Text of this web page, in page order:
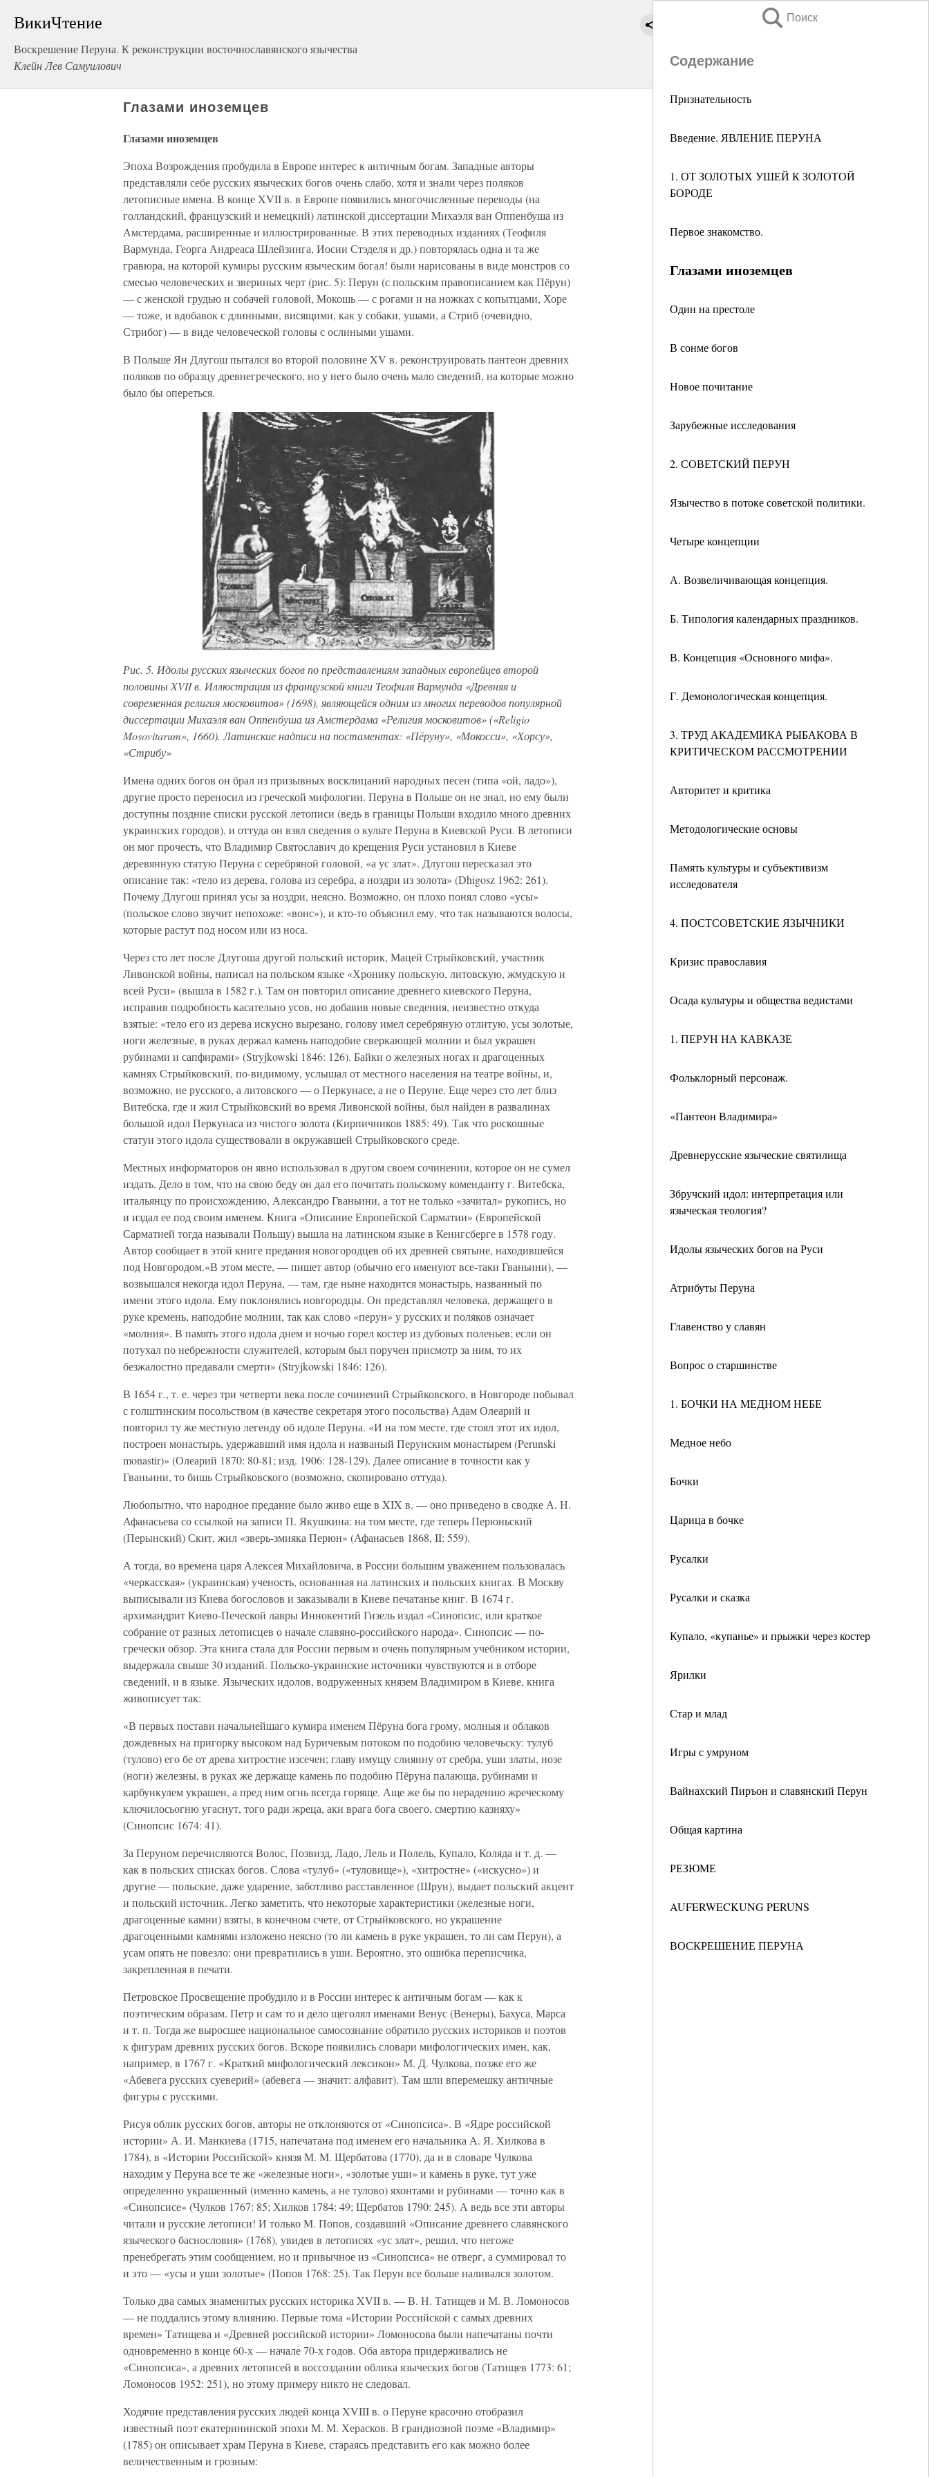
ВикиЧтение
Воскрешение Перуна. К реконструкции восточнославянского язычества
Клейн Лев Самуилович
Поиск
Содержание
Признательность
Введение. ЯВЛЕНИЕ ПЕРУНА
1. ОТ ЗОЛОТЫХ УШЕЙ К ЗОЛОТОЙ
БОРОДЕ
Первое знакомство.
Глазами иноземцев
Один на престоле
В сонме богов
Новое почитание
Зарубежные исследования
2. СОВЕТСКИЙ ПЕРУН
Язычество в потоке советской политики.
Четыре концепции
А. Возвеличивающая концепция.
Б. Типология календарных праздников.
В. Концепция «Основного мифа».
Г. Демонологическая концепция.
3. ТРУД АКАДЕМИКА РЫБАКОВА В
КРИТИЧЕСКОМ РАССМОТРЕНИИ
Авторитет и критика
Методологические основы
Память культуры и субъективизм
исследователя
4. ПОСТСОВЕТСКИЕ ЯЗЫЧНИКИ
Кризис православия
Осада культуры и общества ведистами
1. ПЕРУН НА КАВКАЗЕ
Фольклорный персонаж.
«Пантеон Владимира»
Древнерусские языческие святилища
Збручский идол: интерпретация или
языческая теология?
Идолы языческих богов на Руси
Атрибуты Перуна
Главенство у славян
Вопрос о старшинстве
1. БОЧКИ НА МЕДНОМ НЕБЕ
Медное небо
Бочки
Царица в бочке
Русалки
Русалки и сказка
Купало, «купанье» и прыжки через костер
Ярилки
Стар и млад
Игры с умруном
Вайнахский Пиръон и славянский Перун
Общая картина
РЕЗЮМЕ
AUFERWECKUNG PERUNS
ВОСКРЕШЕНИЕ ПЕРУНА
Глазами иноземцев
Глазами иноземцев
Эпоха Возрождения пробудила в Европе интерес к античным богам. Западные авторы
представляли себе русских языческих богов очень слабо, хотя и знали через поляков
летописные имена. В конце XVII в. в Европе появились многочисленные переводы (на
голландский, французский и немецкий) латинской диссертации Михаэля ван Оппенбуша из
Амстердама, расширенные и иллюстрированные. В этих переводных изданиях (Теофиля
Вармунда, Георга Андреаса Шлейзинга, Иосии Стэделя и др.) повторялась одна и та же
гравюра, на которой кумиры русским языческим богал! были нарисованы в виде монстров со
смесью человеческих и звериных черт (рис. 5): Перун (с польским правописанием как Пёрун)
— с женской грудью и собачей головой, Мокошь — с рогами и на ножках с копытцами, Хоре
— тоже, и вдобавок с длинными, висящими, как у собаки, ушами, а Стриб (очевидно,
Стрибог) — в виде человеческой головы с ослиными ушами.
В Польше Ян Длугош пытался во второй половине XV в. реконструировать пантеон древних
поляков по образцу древнегреческого, но у него было очень мало сведений, на которые можно
было бы опереться.
Рис. 5. Идолы русских языческих богов по представлениям западных европейцев второй
половины XVII в. Иллюстрация из французской книги Теофиля Вармунда «Древняя и
современная религия московитов» (1698), являющейся одним из многих переводов популярной
диссертации Михаэля ван Оппенбуша из Амстердама «Религия московитов» («Religio
Mosovitarum», 1660). Латинские надписи на постаментах: «Пёруну», «Мокосси», «Хорсу»,
«Стрибу»
Имена одних богов он брал из призывных восклицаний народных песен (типа «ой, ладо»),
другие просто переносил из греческой мифологии. Перуна в Польше он не знал, но ему были
доступны поздние списки русской летописи (ведь в границы Польши входило много древних
украинских городов), и оттуда он взял сведения о культе Перуна в Киевской Руси. В летописи
он мог прочесть, что Владимир Святославич до крещения Руси установил в Киеве
деревянную статую Перуна с серебряной головой, «а ус злат». Длугош пересказал это
описание так: «тело из дерева, голова из серебра, а ноздри из золота» (Dhigosz 1962: 261).
Почему Длугош принял усы за ноздри, неясно. Возможно, он плохо понял слово «усы»
(польское слово звучит непохоже: «вонс»), и кто-то объяснил ему, что так называются волосы,
которые растут под носом или из носа.
Через сто лет после Длугоша другой польский историк, Мацей Стрыйковский, участник
Ливонской войны, написал на польском языке «Хронику польскую, литовскую, жмудскую и
всей Руси» (вышла в 1582 г.). Там он повторил описание древнего киевского Перуна,
исправив подробность касательно усов, но добавив новые сведения, неизвестно откуда
взятые: «тело его из дерева искусно вырезано, голову имел серебряную отлитую, усы золотые,
ноги железные, в руках держал камень наподобие сверкающей молнии и был украшен
рубинами и сапфирами» (Stryjkowski 1846: 126). Байки о железных ногах и драгоценных
камнях Стрыйковский, по-видимому, услышал от местного населения на театре войны, и,
возможно, не русского, а литовского — о Перкунасе, а не о Перуне. Еще через сто лет близ
Витебска, где и жил Стрыйковский во время Ливонской войны, был найден в развалинах
большой идол Перкунаса из чистого золота (Кирпичников 1885: 49). Так что роскошные
статуи этого идола существовали в окружавшей Стрыйковского среде.
Местных информаторов он явно использовал в другом своем сочинении, которое он не сумел
издать. Дело в том, что на свою беду он дал его почитать польскому коменданту г. Витебска,
итальянцу по происхождению, Александро Гваньини, а тот не только «зачитал» рукопись, но
и издал ее под своим именем. Книга «Описание Европейской Сарматии» (Европейской
Сарматией тогда называли Польшу) вышла на латинском языке в Кенигсберге в 1578 году.
Автор сообщает в этой книге предания новогородцев об их древней святыне, находившейся
под Новгородом.«В этом месте, — пишет автор (обычно его именуют все-таки Гваньини), —
возвышался некогда идол Перуна, — там, где ныне находится монастырь, названный по
имени этого идола. Ему поклонялись новгородцы. Он представлял человека, держащего в
руке кремень, наподобие молнии, так как слово «перун» у русских и поляков означает
«молния». В память этого идола днем и ночью горел костер из дубовых поленьев; если он
потухал по небрежности служителей, которым был поручен присмотр за ним, то их
безжалостно предавали смерти» (Stryjkowski 1846: 126).
В 1654 г., т. е. через три четверти века после сочинений Стрыйковского, в Новгороде побывал
с голштинским посольством (в качестве секретаря этого посольства) Адам Олеарий и
повторил ту же местную легенду об идоле Перуна. «И на том месте, где стоял этот их идол,
построен монастырь, удержавший имя идола и названый Перунским монастырем (Perunski
monastir)» (Олеарий 1870: 80-81; изд. 1906: 128-129). Далее описание в точности как у
Гваньини, то бишь Стрыйковского (возможно, скопировано оттуда).
Любопытно, что народное предание было живо еще в XIX в. — оно приведено в сводке А. Н.
Афанасьева со ссылкой на записи П. Якушкина: на том месте, где теперь Перюньский
(Перынский) Скит, жил «зверь-змияка Перюн» (Афанасьев 1868, II: 559).
А тогда, во времена царя Алексея Михайловича, в России большим уважением пользовалась
«черкасская» (украинская) ученость, основанная на латинских и польских книгах. В Москву
выписывали из Киева богословов и заказывали в Киеве печатанье книг. В 1674 г.
архимандрит Киево-Печеской лавры Иннокентий Гизель издал «Синопсис, или краткое
собрание от разных летописцев о начале славяно-российского народа». Синопсис — по-
гречески обзор. Эта книга стала для России первым и очень популярным учебником истории,
выдержала свыше 30 изданий. Польско-украинские источники чувствуются и в отборе
сведений, и в языке. Языческих идолов, водруженных князем Владимиром в Киеве, книга
живописует так:
«В первых постави начальнейшаго кумира именем Пёруна бога грому, молныя и облаков
дождевных на пригорку высоком над Буричевым потоком по подобию человечьску: тулуб
(тулово) его бе от древа хитростне изсечен; главу имущу слиянну от сребра, уши златы, нозе
(ноги) железны, в руках же держаще камень по подобию Пёруна палающа, рубинами и
карбункулем украшен, а пред ним огнь всегда горяще. Аще же бы по нерадению жреческому
ключилосьогню угаснут, того ради жреца, аки врага бога своего, смертию казняху»
(Синопсис 1674: 41).
За Перуном перечисляются Волос, Позвизд, Ладо, Лель и Полель, Купало, Коляда и т. д. —
как в польских списках богов. Слова «тулуб» («туловище»), «хитростне» («искусно») и
другие — польские, даже ударение, заботливо расставленное (Шрун), выдает польский акцент
и польский источник. Легко заметить, что некоторые характеристики (железные ноги,
драгоценные камни) взяты, в конечном счете, от Стрыйковского, но украшение
драгоценными камнями изложено неясно (то ли камень в руке украшен, то ли сам Перун), а
усам опять не повезло: они превратились в уши. Вероятно, это ошибка переписчика,
закрепленная в печати.
Петровское Просвещение пробудило и в России интерес к античным богам — как к
поэтическим образам. Петр и сам то и дело щеголял именами Венус (Венеры), Бахуса, Марса
и т. п. Тогда же выросшее национальное самосознание обратило русских историков и поэтов
к фигурам древних русских богов. Вскоре появились словари мифологических имен, как,
например, в 1767 г. «Краткий мифологический лексикон» М. Д. Чулкова, позже его же
«Абевега русских суеверий» (абевега — значит: алфавит). Там шли вперемешку античные
фигуры с русскими.
Рисуя облик русских богов, авторы не отклоняются от «Синопсиса». В «Ядре российской
истории» А. И. Манкиева (1715, напечатана под именем его начальника А. Я. Хилкова в
1784), в «Истории Российской» князя М. М. Щербатова (1770), да и в словаре Чулкова
находим у Перуна все те же «железные ноги», «золотые уши» и камень в руке, тут уже
определенно украшенный (именно камень, а не тулово) яхонтами и рубинами — точно как в
«Синопсисе» (Чулков 1767: 85; Хилков 1784: 49; Щербатов 1790: 245). А ведь все эти авторы
читали и русские летописи! И только М. Попов, создавший «Описание древнего славянского
языческого баснословия» (1768), увидев в летописях «ус злат», решил, что негоже
пренебрегать этим сообщением, но и привычное из «Синопсиса» не отверг, а суммировал то
и это — «усы и уши золотые» (Попов 1768: 25). Так Перун все больше наливался золотом.
Только два самых знаменитых русских историка XVII в. — В. Н. Татищев и М. В. Ломоносов
— не поддались этому влиянию. Первые тома «Истории Российской с самых древних
времен» Татищева и «Древней российской истории» Ломоносова были напечатаны почти
одновременно в конце 60-х — начале 70-х годов. Оба автора придерживались не
«Синопсиса», а древних летописей в воссоздании облика языческих богов (Татищев 1773: 61;
Ломоносов 1952: 251), но этому примеру никто не следовал.
Ходячие представления русских людей конца XVIII в. о Перуне красочно отобразил
известный поэт екатерининской эпохи М. М. Херасков. В грандиозной поэме «Владимир»
(1785) он описывает храм Перуна в Киеве, стараясь представить его как можно более
величественным и грозным: